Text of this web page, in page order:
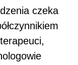
czeka